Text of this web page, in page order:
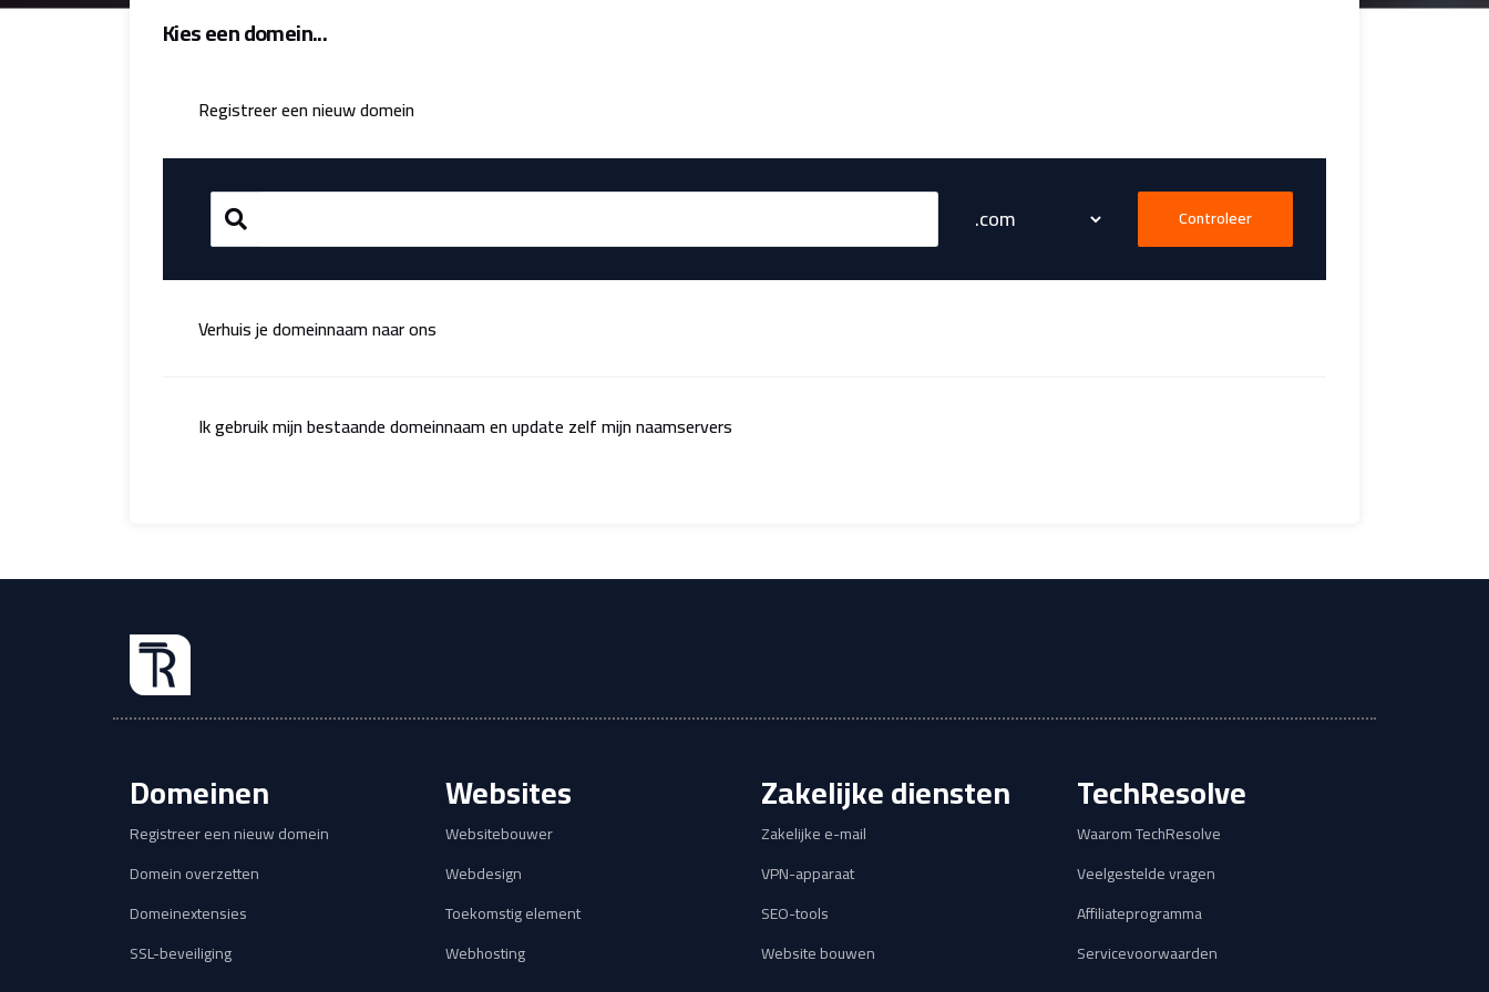
Kies een domein...
Registreer een nieuw domein
Controleer
Verhuis je domeinnaam naar ons
Ik gebruik mijn bestaande domeinnaam en update zelf mijn naamservers
Domeinen
Registreer een nieuw domein
Domein overzetten
Domeinextensies
SSL-beveiliging
Websites
Websitebouwer
Webdesign
Toekomstig element
Webhosting
Zakelijke diensten
Zakelijke e-mail
VPN-apparaat
SEO-tools
Website bouwen
TechResolve
Waarom TechResolve
Veelgestelde vragen
Affiliateprogramma
Servicevoorwaarden